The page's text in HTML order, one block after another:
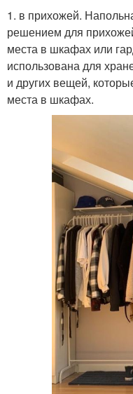
1. в прихожей.
решением для
места в шкафах или
использована для
и других вещей,
места в шкафах.